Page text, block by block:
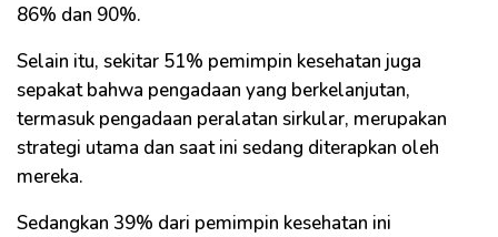
86% dan 90%.
Selain itu, sekitar 51% pemimpin kesehatan juga
sepakat bahwa pengadaan yang berkelanjutan,
termasuk pengadaan peralatan sirkular, merupakan
strategi utama dan saat ini sedang diterapkan oleh
mereka.
Sedangkan 39% dari pemimpin kesehatan ini